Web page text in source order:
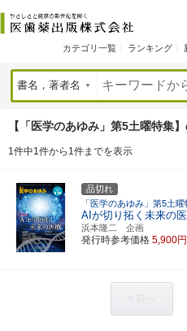
カテゴリ一覧 ランキング
【「医学のあゆみ」第5土曜特集
1件中1件から1件までを表示
品切れ
「医学のあゆみ」第5土
AIが切り拓く未来の
浜本隆二 企画
発行時参考価格 5,900円